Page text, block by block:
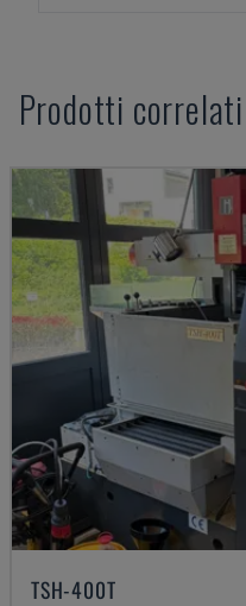
Prodotti
TSH-400T